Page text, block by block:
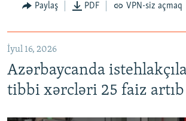
Paylaş PDF VPN-siz açmaq
İyul 16, 2026
Azərbaycanda
tibbi xərcləri 25 faiz artıb